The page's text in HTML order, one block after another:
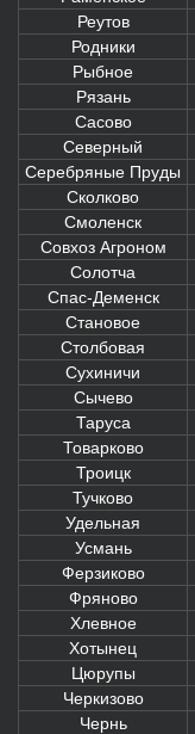
Реутов
Родники
Рыбное
Рязань
Сасово
Северный
Серебряные Пруды
Сколково
Смоленск
Совхоз Агроном
Солотча
Спас-Деменск
Становое
Столбовая
Сухиничи
Сычево
Таруса
Товарково
Троицк
Тучково
Удельная
Усмань
Ферзиково
Фряново
Хлевное
Хотынец
Цюрупы
Черкизово
Чернь